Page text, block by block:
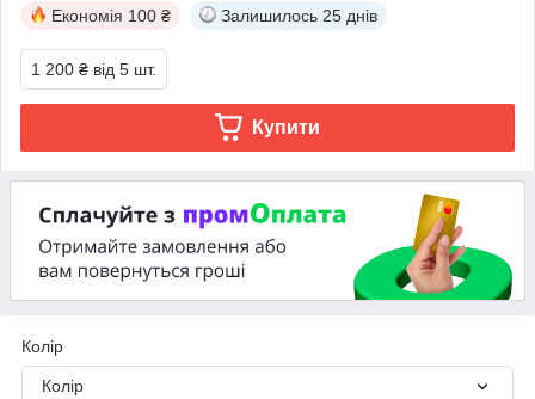
Економія 100 ₴ Залишилось 25 днів
1 200 ₴ від 5 шт.
Купити
Колір
Колір